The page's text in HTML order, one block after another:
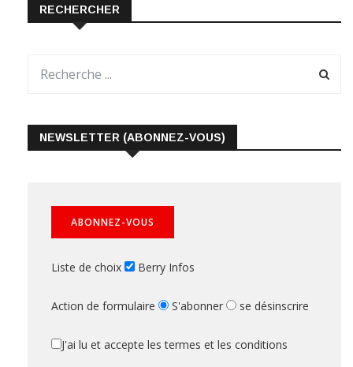
RECHERCHER
NEWSLETTER (ABONNEZ-VOUS)
Liste de choix Berry Infos
Action de formulaire S'abonner se désinscrire
J'ai lu et accepte les termes et les conditions